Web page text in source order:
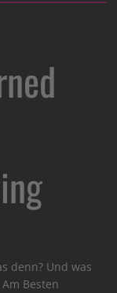
denn? Und was
Besten